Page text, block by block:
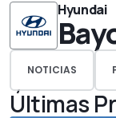
Hyundai
NOTICIAS
Últimas